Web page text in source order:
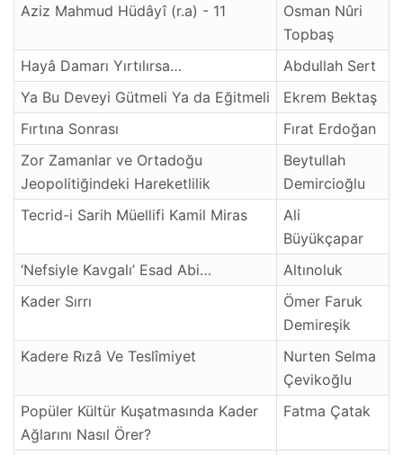
Aziz Mahmud Hüdâyî (r.a) - 11
Osman Nûri
Topbaş
Hayâ Damarı Yırtılırsa…
Abdullah Sert
Ya Bu Deveyi Gütmeli Ya da Eğitmeli
Ekrem Bektaş
Fırtına Sonrası
Fırat Erdoğan
Zor Zamanlar ve Ortadoğu
Jeopolitiğindeki Hareketlilik
Beytullah
Demircioğlu
Tecrid-i Sarih Müellifi Kamil Miras
Ali
Büyükçapar
‘Nefsiyle Kavgalı’ Esad Abi…
Altınoluk
Kader Sırrı
Ömer Faruk
Demireşik
Kadere Rızâ Ve Teslîmiyet
Nurten Selma
Çevikoğlu
Popüler Kültür Kuşatmasında Kader
Ağlarını Nasıl Örer?
Fatma Çatak